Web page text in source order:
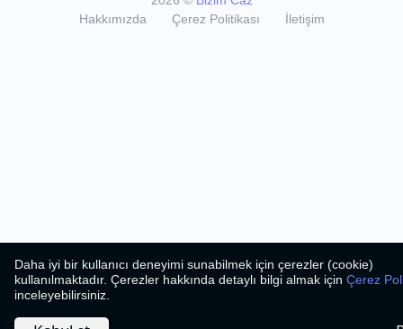
Hakkımızda
Çerez Politikası İletişim
Daha iyi bir kullanıcı deneyimi sunabilmek için çerezler (cookie)
kullanılmaktadır. Çerezler hakkında detaylı bilgi almak için Çerez
inceleyebilirsiniz.